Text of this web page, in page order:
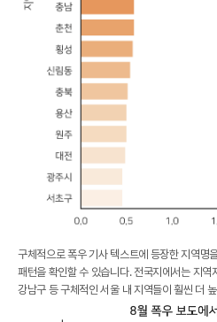
구체적으로 폭우 기사 텍스트에 등장한 지역명
패턴을 확인할 수 있습니다. 전국지에서는 지역
강남구 등 구체적인 서울 내 지역들이 훨씬 더